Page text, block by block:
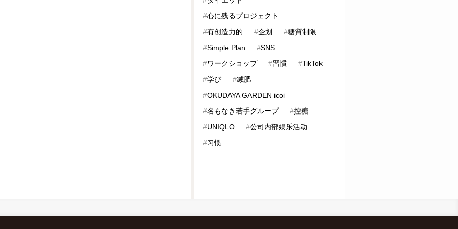
#心に残るプロジェクト
#有创造力的 #企划 #糖質制限
#Simple Plan #SNS
#ワークショップ #習慣 #TikTok
#学び #减肥
#OKUDAYA GARDEN icoi
#名もなき若手グループ #控糖
#UNIQLO #公司内部娱乐活动
#习惯